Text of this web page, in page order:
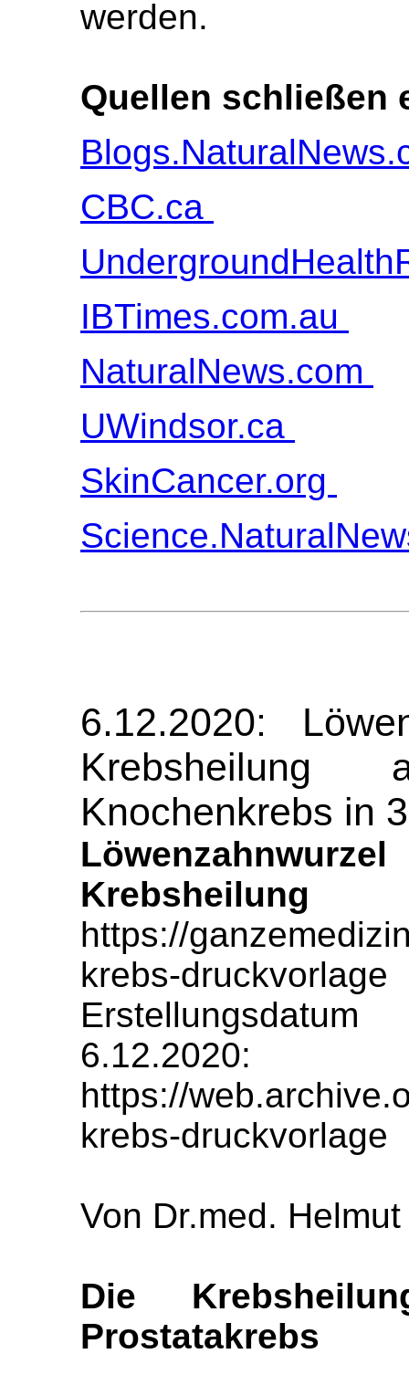
werden.
Quellen schließen
CBC.ca
IBTimes.com.au
NaturalNews.com
UWindsor.ca
SkinCancer.org
6.12.2020:
Knochenkrebs in
Krebsheilung
https://
krebs-druckvorlage
6.12.2020:
https://
krebs-druckvorlage
Von Dr.med.
Die
Prostatakrebs